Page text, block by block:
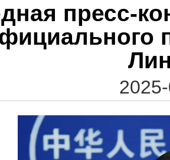
пресс-